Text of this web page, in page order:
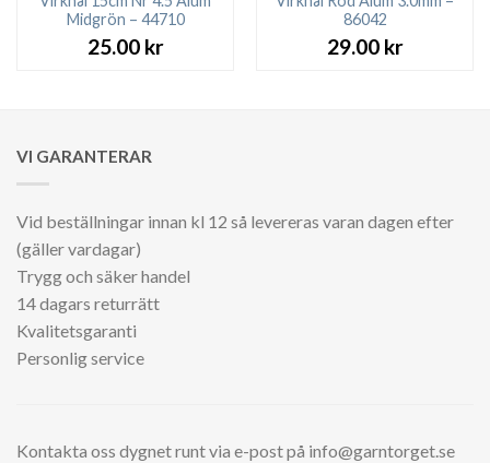
Midgrön – 44710
25.00 kr
86042
29.00 kr
VI GARANTERAR
Vid beställningar innan kl 12 så levereras varan dagen efter
(gäller vardagar)
Trygg och säker handel
14 dagars returrätt
Kvalitetsgaranti
Personlig service
Kontakta oss dygnet runt via e-post på info@garntorget.se